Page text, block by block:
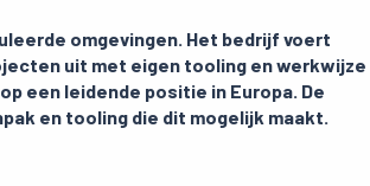
omgevingen. Het bedrijf voert
uit met eigen tooling en werkwijze
een leidende positie in Europa. De
en tooling die dit mogelijk maakt.